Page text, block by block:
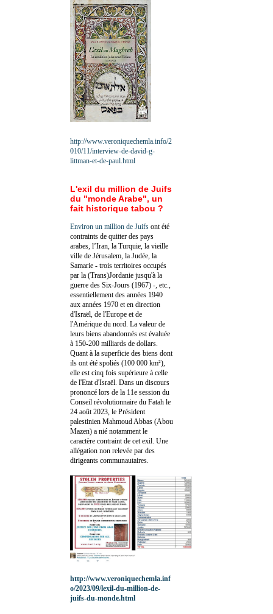
http://www.veroniquechemla.info/2
010/11/interview-de-david-g-
littman-et-de-paul.html
L'exil du million de Juifs
du "monde Arabe", un
fait historique tabou ?
Environ un million de Juifs ont été
contraints de quitter des pays
arabes, l’Iran, la Turquie, la vieille
ville de Jérusalem, la Judée, la
Samarie - trois territoires occupés
par la (Trans)Jordanie jusqu'à la
guerre des Six-Jours (1967) -, etc.,
essentiellement des années 1940
aux années 1970 et en direction
d'Israël, de l'Europe et de
l'Amérique du nord. La valeur de
leurs biens abandonnés est évaluée
à 150-200 milliards de dollars.
Quant à la superficie des biens dont
ils ont été spoliés (100 000 km²),
elle est cinq fois supérieure à celle
de l'Etat d'Israël. Dans un discours
prononcé lors de la 11e session du
Conseil révolutionnaire du Fatah le
24 août 2023, le Président
palestinien Mahmoud Abbas (Abou
Mazen) a nié notamment le
caractère contraint de cet exil. Une
allégation non relevée par des
dirigeants communautaires.
http://www.veroniquechemla.inf
o/2023/09/lexil-du-million-de-
juifs-du-monde.html